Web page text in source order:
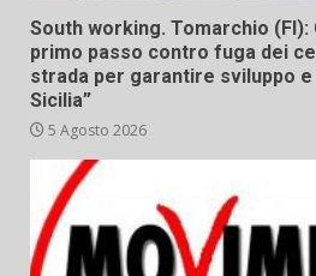
South working. Tomarchio
primo passo contro fuga dei
strada per garantire sviluppo
Sicilia”
5 Agosto 2026